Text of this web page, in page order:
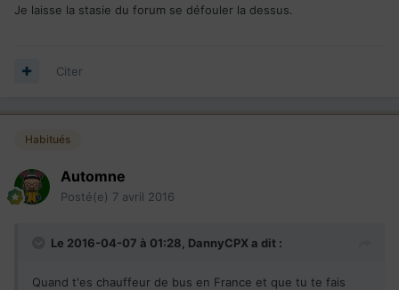
Je laisse la stasie du forum se défouler la dessus.
Citer
Habitués
Automne
Posté(e) 7 avril 2016
Le 2016-04-07 à 01:28, DannyCPX a dit :
Quand t'es chauffeur de bus en France et que tu te fais